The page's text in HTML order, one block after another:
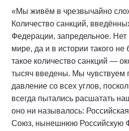
«Мы живём в чрезвычайно
Количество санкций,
Федерации, запредельное.
мире, да и в истории такого
такое количество санкций —
тысяч введены. Мы чувствуем
давление со всех углов,
всегда пытались расшатать
оно ни называлось:
Союз, нынешнюю Российскую